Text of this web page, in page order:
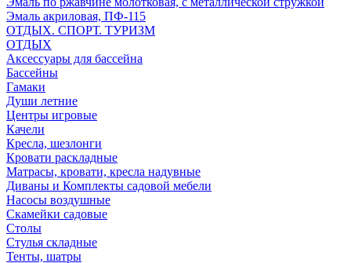
Эмаль акриловая, ПФ-115
ОТДЫХ. СПОРТ. ТУРИЗМ
ОТДЫХ
Аксессуары для бассейна
Бассейны
Гамаки
Души летние
Центры игровые
Качели
Кресла, шезлонги
Кровати раскладные
Матрасы, кровати, кресла надувные
Диваны и Комплекты садовой мебели
Насосы воздушные
Скамейки садовые
Столы
Стулья складные
Тенты, шатры